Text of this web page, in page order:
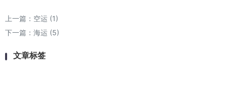
上一篇： 空运 (1)
下一篇： 海运 (5)
文章标签